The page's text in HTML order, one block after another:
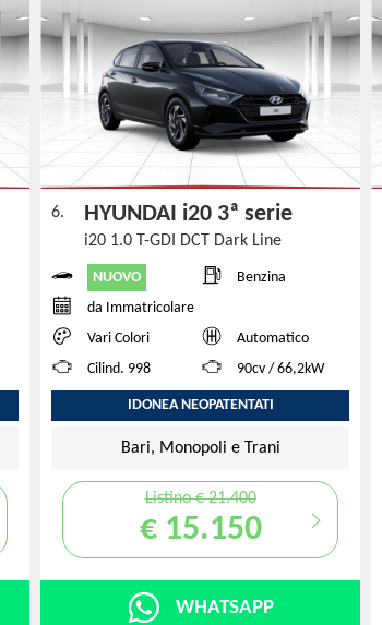
6. HYUNDAI i20 3ª serie
i20 1.0 T-GDI DCT Dark Line
NUOVO
Benzina
da Immatricolare
Vari Colori
Automatico
Cilind. 998
90cv / 66,2kW
IDONEA NEOPATENTATI
Bari, Monopoli e Trani
Listino € 21.400
€ 15.150
WHATSAPP